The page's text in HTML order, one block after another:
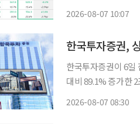
2026-08-07 10:07
한국투자증권,
한국투자증권이 6일
대비 89.1% 증가한
2026-08-07 08:30